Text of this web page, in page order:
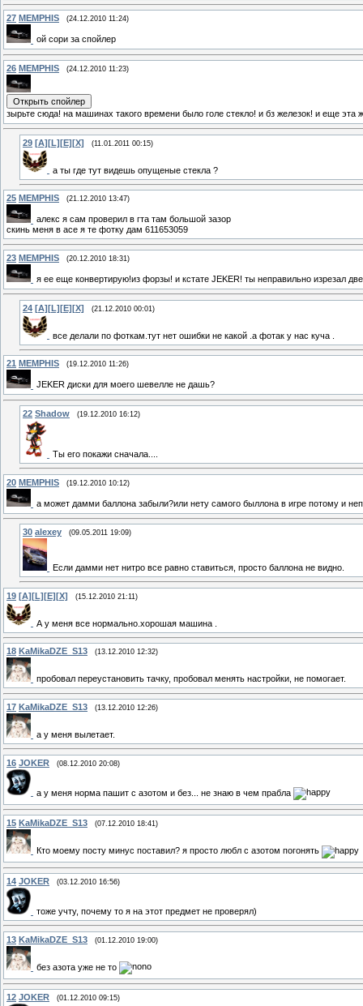
27 MEMPHIS (24.12.2010 11:24)
ой сори за спойлер
26 MEMPHIS (24.12.2010 11:23)
зырьте сюда! на машинах такого времени было голе стекло! и бз железок! и еще
29 [A][L][E][X] (11.01.2011 00:15)
а ты где тут видешь опущеные стекла ?
25 MEMPHIS (21.12.2010 13:47)
алекс я сам проверил в гта там большой зазор
скинь меня в асе я те фотку дам 611653059
23 MEMPHIS (20.12.2010 18:31)
я ее еще конвертирую!из форзы! и кстате JEKER! ты неправильно изрезал
24 [A][L][E][X] (21.12.2010 00:01)
все делали по фоткам.тут нет ошибки не какой .а фотак у нас куча .
21 MEMPHIS (19.12.2010 11:26)
JEKER диски для моего шевелле не дашь?
22 Shadow (19.12.2010 16:12)
Ты его покажи сначала....
20 MEMPHIS (19.12.2010 10:12)
а может дамми баллона забыли?или нету самого быллона в игре потому и
30 alexey (09.05.2011 19:09)
Если дамми нет нитро все равно ставиться, просто баллона не видно.
19 [A][L][E][X] (15.12.2010 21:11)
А у меня все нормально.хорошая машина .
18 KaMikaDZE_S13 (13.12.2010 12:32)
пробовал переустановить тачку, пробовал менять настройки, не помогает.
17 KaMikaDZE_S13 (13.12.2010 12:26)
а у меня вылетает.
16 JOKER (08.12.2010 20:08)
а у меня норма пашит с азотом и без... не знаю в чем прабла
15 KaMikaDZE_S13 (07.12.2010 18:41)
Кто моему посту минус поставил? я просто любл с азотом погонять
14 JOKER (03.12.2010 16:56)
тоже учту, почему то я на этот предмет не проверял)
13 KaMikaDZE_S13 (01.12.2010 19:00)
без азота уже не то
12 JOKER (01.12.2010 09:15)